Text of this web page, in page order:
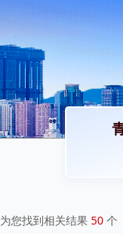
为您找到相关结果 50 个